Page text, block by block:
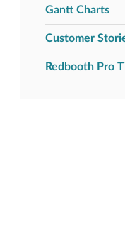
Gantt Charts
Customer
Redbooth Pro